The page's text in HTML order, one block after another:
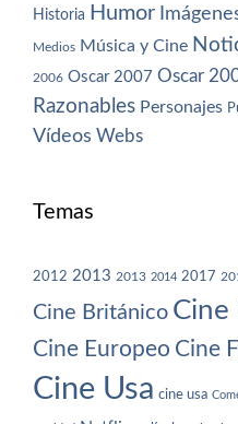
Historia Humor
Medios Música y Cine
2006 Oscar 2007 Oscar
Razonables Personajes
Vídeos Webs
Temas
2012 2013 2013 2014 2017
Cine Británico Cine
Cine Europeo Cine
Cine Usa cine usa